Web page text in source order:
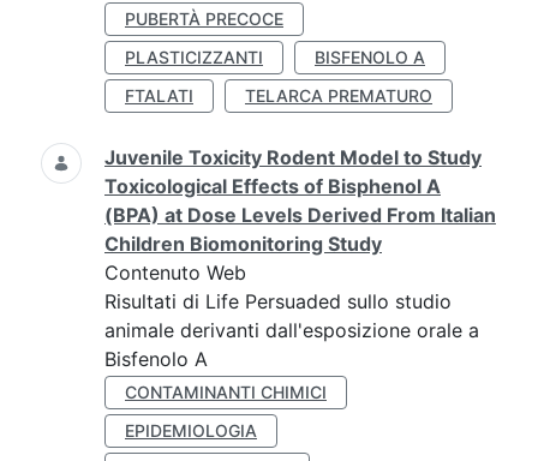
PUBERTÀ PRECOCE
PLASTICIZZANTI
BISFENOLO A
FTALATI
TELARCA PREMATURO
Juvenile Toxicity Rodent Model to Study
Toxicological Effects of Bisphenol A
(BPA) at Dose Levels Derived From Italian
Children Biomonitoring Study
Contenuto Web
Risultati di Life Persuaded sullo studio
animale derivanti dall'esposizione orale a
Bisfenolo A
CONTAMINANTI CHIMICI
EPIDEMIOLOGIA